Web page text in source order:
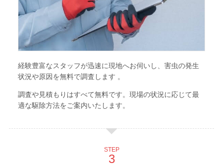
経験豊富なスタッフが迅速に現地へお伺いし、害虫の発生
状況や原因を無料で調査します 。
調査や見積もりはすべて無料です。現場の状況に応じて最
適な駆除方法をご案内いたします。
STEP